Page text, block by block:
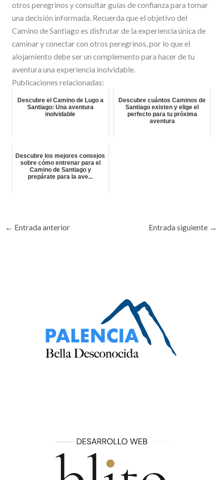
otros peregrinos y consultar guías de confianza para tomar
una decisión informada. Recuerda que el objetivo del
Camino de Santiago es disfrutar de la experiencia única de
caminar y conectar con otros peregrinos, por lo que el
alojamiento debe ser un complemento para hacer de tu
aventura una experiencia inolvidable.
Publicaciones relacionadas:
Descubre el Camino de Lugo a
Santiago: Una aventura
inolvidable
Descubre cuántos Caminos de
Santiago existen y elige el
perfecto para tu próxima
aventura
Descubre los mejores consejos
sobre cómo entrenar para el
Camino de Santiago y
prepárate para la ave...
← Entrada anterior Entrada siguiente →